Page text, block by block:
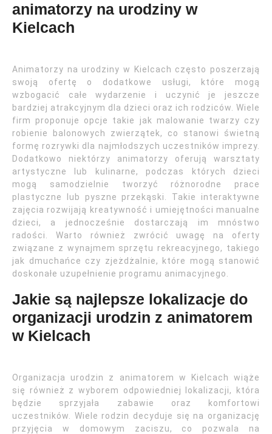
animatorzy na urodziny w
Kielcach
Animatorzy na urodziny w Kielcach często poszerzają
swoją ofertę o dodatkowe usługi, które mogą
wzbogacić całe wydarzenie i uczynić je jeszcze
bardziej atrakcyjnym dla dzieci oraz ich rodziców. Wiele
firm proponuje opcje takie jak malowanie twarzy czy
robienie balonowych zwierzątek, co stanowi świetną
formę rozrywki dla najmłodszych uczestników imprezy.
Dodatkowo niektórzy animatorzy oferują warsztaty
artystyczne lub kulinarne, podczas których dzieci
mogą samodzielnie tworzyć różnorodne prace
plastyczne lub pyszne przekąski. Takie interaktywne
zajęcia rozwijają kreatywność i umiejętności manualne
dzieci, a jednocześnie dostarczają im mnóstwo
radości. Warto również zwrócić uwagę na oferty
związane z wynajmem sprzętu rekreacyjnego, takiego
jak dmuchańce czy zjeżdżalnie, które mogą stanowić
doskonałe uzupełnienie programu animacyjnego.
Jakie są najlepsze lokalizacje do
organizacji urodzin z animatorem
w Kielcach
Organizacja urodzin z animatorem w Kielcach wiąże
się również z wyborem odpowiedniej lokalizacji, która
będzie sprzyjała zabawie oraz komfortowi
uczestników. Wiele rodzin decyduje się na organizację
przyjęcia w domowym zaciszu, co pozwala na